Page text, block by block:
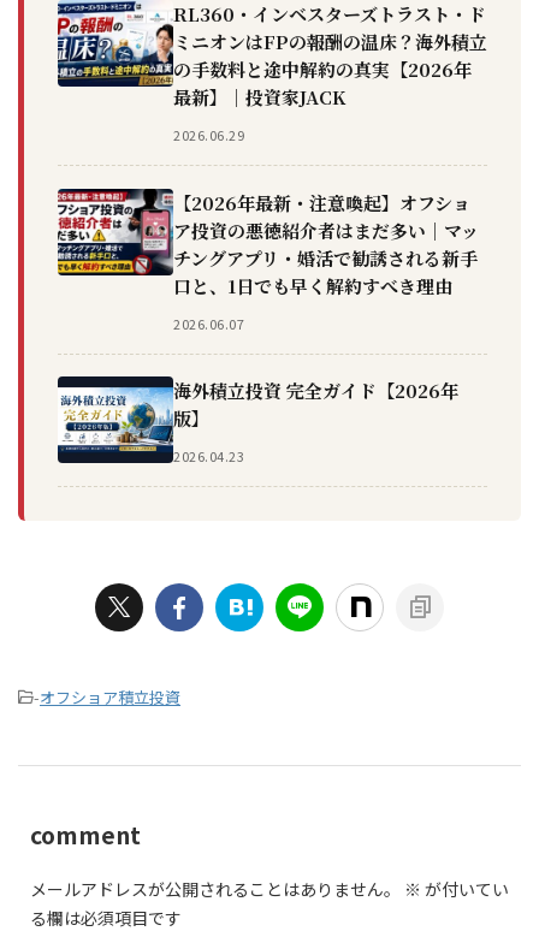
RL360・インベスターズトラスト・ド
ミニオンはFPの報酬の温床？海外積立
の手数料と途中解約の真実【2026年
最新】｜投資家JACK
2026.06.29
【2026年最新・注意喚起】オフショ
ア投資の悪徳紹介者はまだ多い｜マッ
チングアプリ・婚活で勧誘される新手
口と、1日でも早く解約すべき理由
2026.06.07
海外積立投資 完全ガイド【2026年
版】
2026.04.23
-オフショア積立投資
comment
メールアドレスが公開されることはありません。 ※ が付いてい
る欄は必須項目です